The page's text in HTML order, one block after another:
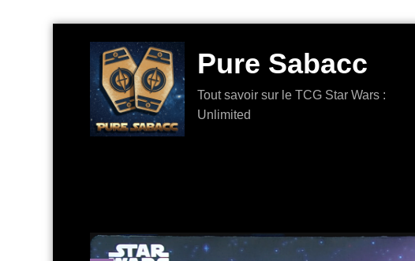
contenu
Pure Sabacc
Tout savoir sur le TCG Star Wars :
Unlimited